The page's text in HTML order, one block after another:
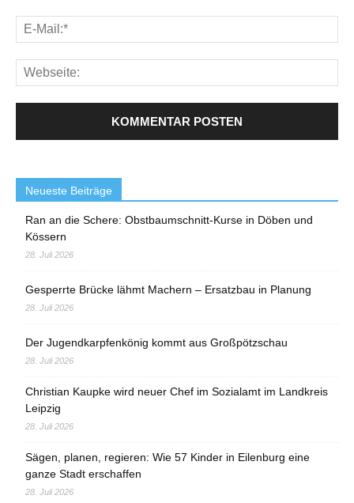
Neueste Beiträge
Ran an die Schere: Obstbaumschnitt-Kurse in Döben und
Kössern
28. Juli 2026
Gesperrte Brücke lähmt Machern – Ersatzbau in Planung
28. Juli 2026
Der Jugendkarpfenkönig kommt aus Großpötzschau
28. Juli 2026
Christian Kaupke wird neuer Chef im Sozialamt im Landkreis
Leipzig
28. Juli 2026
Sägen, planen, regieren: Wie 57 Kinder in Eilenburg eine
ganze Stadt erschaffen
28. Juli 2026